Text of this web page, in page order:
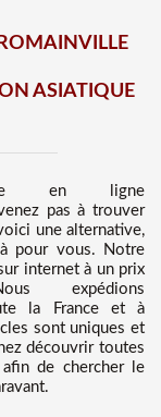
ASIATIQUE
en ligne
pas à trouver
une alternative,
pour vous. Notre
internet à un prix
expédions
la France et à
sont uniques et
découvrir toutes
de chercher le